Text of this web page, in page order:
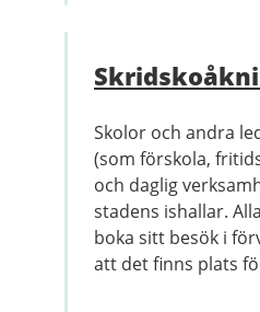
Skolor och andra
(som förskola,
och daglig
stadens ishallar.
boka sitt besök i
att det finns plats